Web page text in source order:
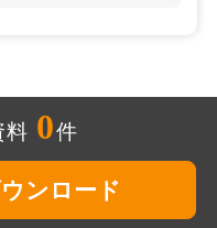
料 0件
ンロード